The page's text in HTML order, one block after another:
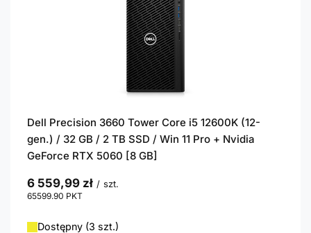
Dell Precision 3660 Tower Core i5 12600K (12-
gen.) / 32 GB / 2 TB SSD / Win 11 Pro + Nvidia
GeForce RTX 5060 [8 GB]
6 559,99 zł / szt.
65599.90 PKT
Dostępny (3 szt.)